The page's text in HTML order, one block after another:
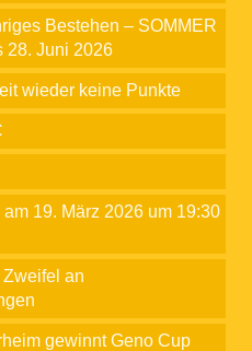
Bestehen – SOMMER
28. Juni 2026
wieder keine Punkte
19. März 2026 um 19:30
an
gewinnt Geno Cup